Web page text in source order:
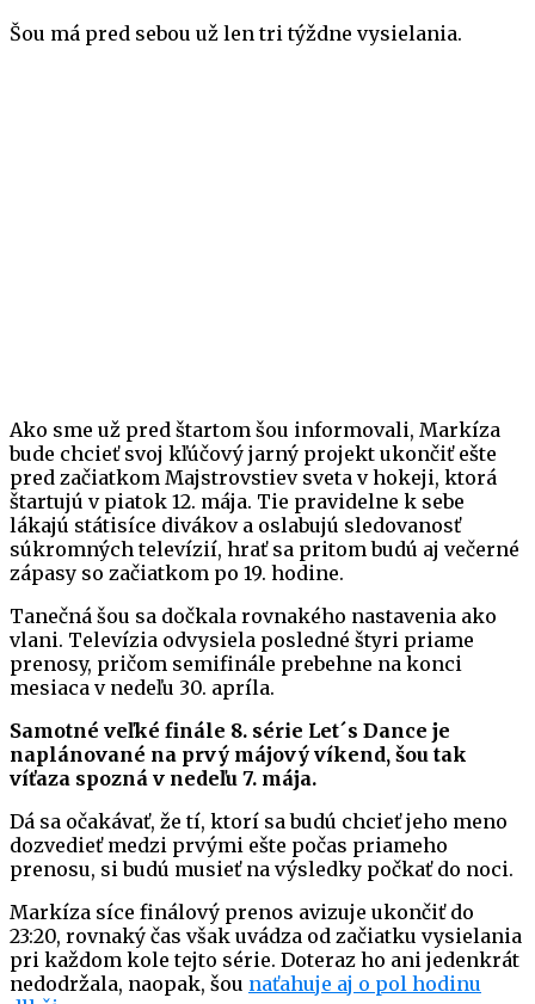
Šou má pred sebou už len tri týždne vysielania.
Ako sme už pred štartom šou informovali, Markíza
bude chcieť svoj kľúčový jarný projekt ukončiť ešte
pred začiatkom Majstrovstiev sveta v hokeji, ktorá
štartujú v piatok 12. mája. Tie pravidelne k sebe
lákajú státisíce divákov a oslabujú sledovanosť
súkromných televízií, hrať sa pritom budú aj večerné
zápasy so začiatkom po 19. hodine.
Tanečná šou sa dočkala rovnakého nastavenia ako
vlani. Televízia odvysiela posledné štyri priame
prenosy, pričom semifinále prebehne na konci
mesiaca v nedeľu 30. apríla.
Samotné veľké finále 8. série Let´s Dance je
naplánované na prvý májový víkend, šou tak
víťaza spozná v nedeľu 7. mája.
Dá sa očakávať, že tí, ktorí sa budú chcieť jeho meno
dozvedieť medzi prvými ešte počas priameho
prenosu, si budú musieť na výsledky počkať do noci.
Markíza síce finálový prenos avizuje ukončiť do
23:20, rovnaký čas však uvádza od začiatku vysielania
pri každom kole tejto série. Doteraz ho ani jedenkrát
nedodržala, naopak, šou naťahuje aj o pol hodinu